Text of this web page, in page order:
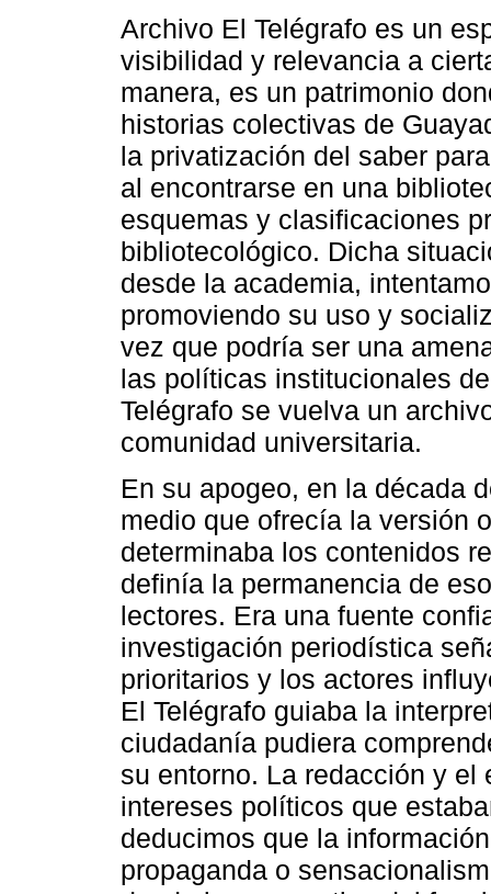
Archivo El Telégrafo es un
visibilidad y relevancia a
manera, es un patrimonio
historias colectivas de
la privatización del saber
al encontrarse en una
esquemas y clasificaciones
bibliotecológico. Dicha
desde la academia,
promoviendo su uso y
vez que podría ser una
las políticas institucionales
Telégrafo se vuelva un
comunidad universitaria.
En su apogeo, en la década
medio que ofrecía la versión
determinaba los contenidos
definía la permanencia de
lectores. Era una fuente
investigación periodística
prioritarios y los actores
El Telégrafo guiaba la
ciudadanía pudiera
su entorno. La redacción y
intereses políticos que
deducimos que la
propaganda o